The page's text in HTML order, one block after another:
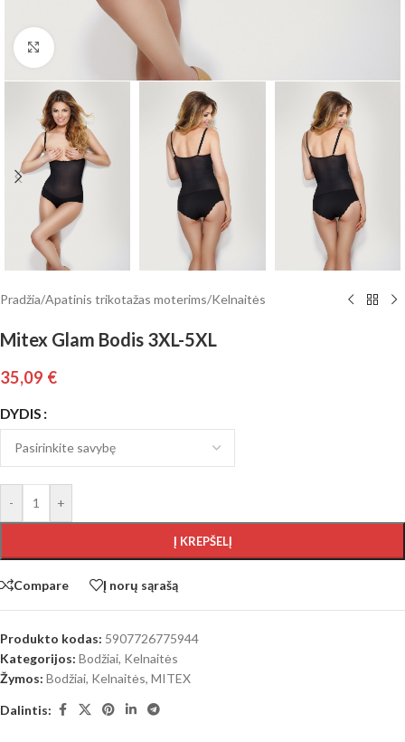
Click to enlarge
Pradžia/Apatinis trikotažas moterims/Kelnaitės
Mitex Glam Bodis 3XL-5XL
35,09 €
DYDIS
- +
Į KREPŠELĮ
Compare Į norų sąrašą
Produkto kodas: 5907726775944
Kategorijos: Bodžiai, Kelnaitės
Žymos: Bodžiai, Kelnaitės, MITEX
Dalintis: